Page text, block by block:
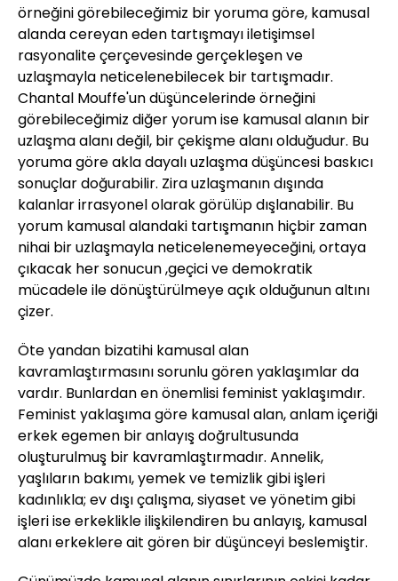
örneğini görebileceğimiz bir yoruma göre, kamusal
alanda cereyan eden tartışmayı iletişimsel
rasyonalite çerçevesinde gerçekleşen ve
uzlaşmayla neticelenebilecek bir tartışmadır.
Chantal Mouffe'un düşüncelerinde örneğini
görebileceğimiz diğer yorum ise kamusal alanın bir
uzlaşma alanı değil, bir çekişme alanı olduğudur. Bu
yoruma göre akla dayalı uzlaşma düşüncesi baskıcı
sonuçlar doğurabilir. Zira uzlaşmanın dışında
kalanlar irrasyonel olarak görülüp dışlanabilir. Bu
yorum kamusal alandaki tartışmanın hiçbir zaman
nihai bir uzlaşmayla neticelenemeyeceğini, ortaya
çıkacak her sonucun ,geçici ve demokratik
mücadele ile dönüştürülmeye açık olduğunun altını
çizer.
Öte yandan bizatihi kamusal alan
kavramlaştırmasını sorunlu gören yaklaşımlar da
vardır. Bunlardan en önemlisi feminist yaklaşımdır.
Feminist yaklaşıma göre kamusal alan, anlam içeriği
erkek egemen bir anlayış doğrultusunda
oluşturulmuş bir kavramlaştırmadır. Annelik,
yaşlıların bakımı, yemek ve temizlik gibi işleri
kadınlıkla; ev dışı çalışma, siyaset ve yönetim gibi
işleri ise erkeklikle ilişkilendiren bu anlayış, kamusal
alanı erkeklere ait gören bir düşünceyi beslemiştir.